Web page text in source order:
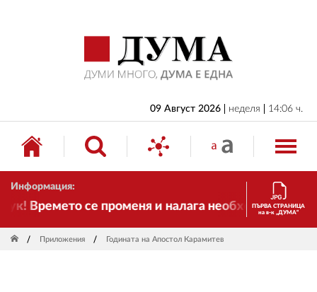
09 Август 2026 неделя 14:06 ч.
Информация:
се променя и налага необходимостта от
ПЪРВА СТРАНИЦА
на в-к „ДУМА“
Приложения Годината на Апостол Карамитев
БЪЛГАРИЯ
ИКОНОМИКА
ИЗБОРИ
СВЯТ